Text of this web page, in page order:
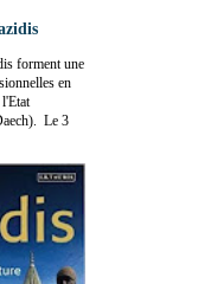
forment une
en
Le 3